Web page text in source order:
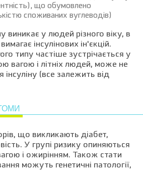
що обумовлено
споживаних вуглеводів)
виникає у людей різного віку, в
інсулінових ін'єкцій.
типу частіше зустрічається у
вагою і літніх людей, може не
(все залежить від
що викликають діабет,
У групі ризику опиняються
і ожирінням. Також стати
можуть генетичні патології,